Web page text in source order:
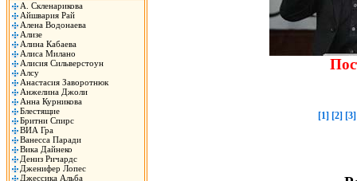
А. Скленарикова
Айшвария Рай
Алена Водонаева
Ализе
Алина Кабаева
Алиса Милано
Алисия Сильверстоун
Алсу
Анастасия Заворотнюк
Анжелина Джоли
Анна Курникова
Блестящие
Бритни Спирс
ВИА Гра
Ванесса Паради
Вика Дайнеко
Дениз Ричардс
Дженифер Лопес
Джессика Альба
[1] [2] [3]